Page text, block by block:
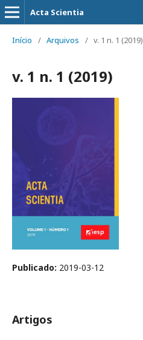
Acta Scientia
Início / Arquivos / v. 1 n. 1 (2019)
v. 1 n. 1 (2019)
Publicado: 2019-03-12
Artigos